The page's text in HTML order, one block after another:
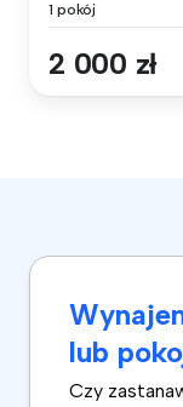
1 pokój
2 000 zł
lub
Czy